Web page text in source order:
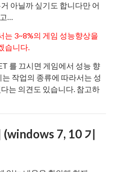
아닐까 싶기도 합니다만 어
…
는 3~8%의 게임 성능향상을
습니다.
를 끄시면 게임에서 성능 향
작업의 종류에 따라서는 성
는 의견도 있습니다. 참고하
(windows 7, 10 기